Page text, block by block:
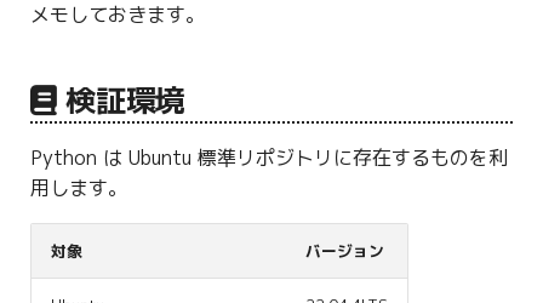
型指定
メモしておきます。
検証環境
Python は Ubuntu 標準リポジトリに存在するものを利
用します。
対象 バージョン